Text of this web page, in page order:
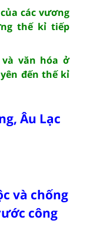
các vương
thế kỉ tiếp
văn hóa ở
đến thế kỉ
Âu Lạc
và chống
công